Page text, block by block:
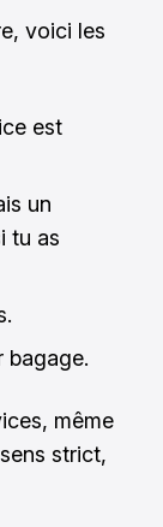
voici les
est
un
tu as
bagage.
même
strict,